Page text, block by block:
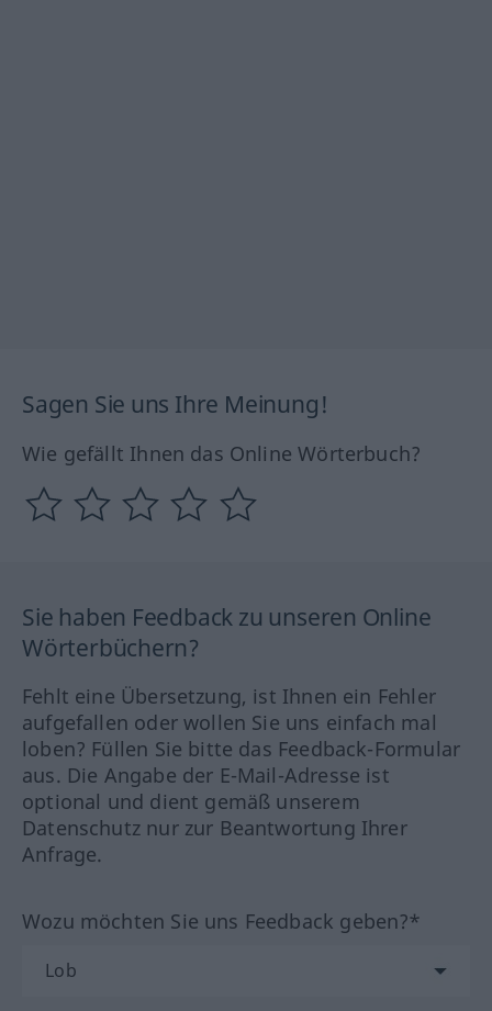
Sagen Sie uns Ihre Meinung!
Wie gefällt Ihnen das Online Wörterbuch?
Sie haben Feedback zu unseren Online
Wörterbüchern?
Fehlt eine Übersetzung, ist Ihnen ein Fehler
aufgefallen oder wollen Sie uns einfach mal
loben? Füllen Sie bitte das Feedback-Formular
aus. Die Angabe der E-Mail-Adresse ist
optional und dient gemäß unserem
Datenschutz nur zur Beantwortung Ihrer
Anfrage.
Wozu möchten Sie uns Feedback geben?*